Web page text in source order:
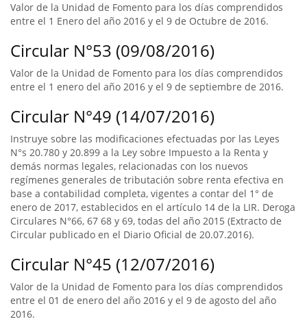
Valor de la Unidad de Fomento para los días comprendidos
entre el 1 Enero del año 2016 y el 9 de Octubre de 2016.
Circular N°53 (09/08/2016)
Valor de la Unidad de Fomento para los días comprendidos
entre el 1 enero del año 2016 y el 9 de septiembre de 2016.
Circular N°49 (14/07/2016)
Instruye sobre las modificaciones efectuadas por las Leyes
N°s 20.780 y 20.899 a la Ley sobre Impuesto a la Renta y
demás normas legales, relacionadas con los nuevos
regímenes generales de tributación sobre renta efectiva en
base a contabilidad completa, vigentes a contar del 1° de
enero de 2017, establecidos en el artículo 14 de la LIR. Deroga
Circulares N°66, 67 68 y 69, todas del año 2015 (Extracto de
Circular publicado en el Diario Oficial de 20.07.2016).
Circular N°45 (12/07/2016)
Valor de la Unidad de Fomento para los días comprendidos
entre el 01 de enero del año 2016 y el 9 de agosto del año
2016.